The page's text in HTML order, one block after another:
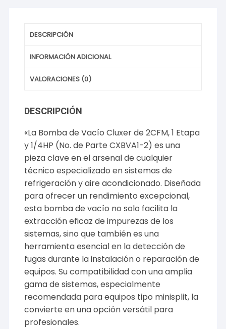
Cluxer
DESCRIPCIÓN
INFORMACIÓN ADICIONAL
VALORACIONES (0)
DESCRIPCIÓN
«La Bomba de Vacío Cluxer de 2CFM, 1 Etapa
y 1/4HP (No. de Parte CXBVA1-2) es una
pieza clave en el arsenal de cualquier
técnico especializado en sistemas de
refrigeración y aire acondicionado. Diseñada
para ofrecer un rendimiento excepcional,
esta bomba de vacío no solo facilita la
extracción eficaz de impurezas de los
sistemas, sino que también es una
herramienta esencial en la detección de
fugas durante la instalación o reparación de
equipos. Su compatibilidad con una amplia
gama de sistemas, especialmente
recomendada para equipos tipo minisplit, la
convierte en una opción versátil para
profesionales.